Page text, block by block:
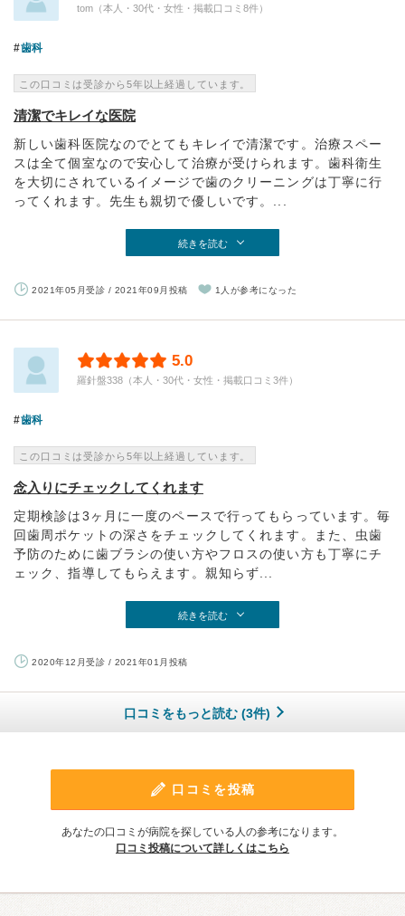
tom（本人・30代・女性・掲載口コミ8件）
歯科
この口コミは受診から5年以上経過しています。
清潔でキレイな医院
新しい歯科医院なのでとてもキレイで清潔です。治療スペー
スは全て個室なので安心して治療が受けられます。歯科衛生
を大切にされているイメージで歯のクリーニングは丁寧に行
ってくれます。先生も親切で優しいです。...
続きを読む
2021年05月受診 / 2021年09月投稿 1人が参考になった
5.0
羅針盤338（本人・30代・女性・掲載口コミ3件）
歯科
この口コミは受診から5年以上経過しています。
念入りにチェックしてくれます
定期検診は3ヶ月に一度のペースで行ってもらっています。毎
回歯周ポケットの深さをチェックしてくれます。また、虫歯
予防のために歯ブラシの使い方やフロスの使い方も丁寧にチ
ェック、指導してもらえます。親知らず...
続きを読む
2020年12月受診 / 2021年01月投稿
口コミをもっと読む (3件)
口コミを投稿
あなたの口コミが病院を探している人の参考になります。
口コミ投稿について詳しくはこちら